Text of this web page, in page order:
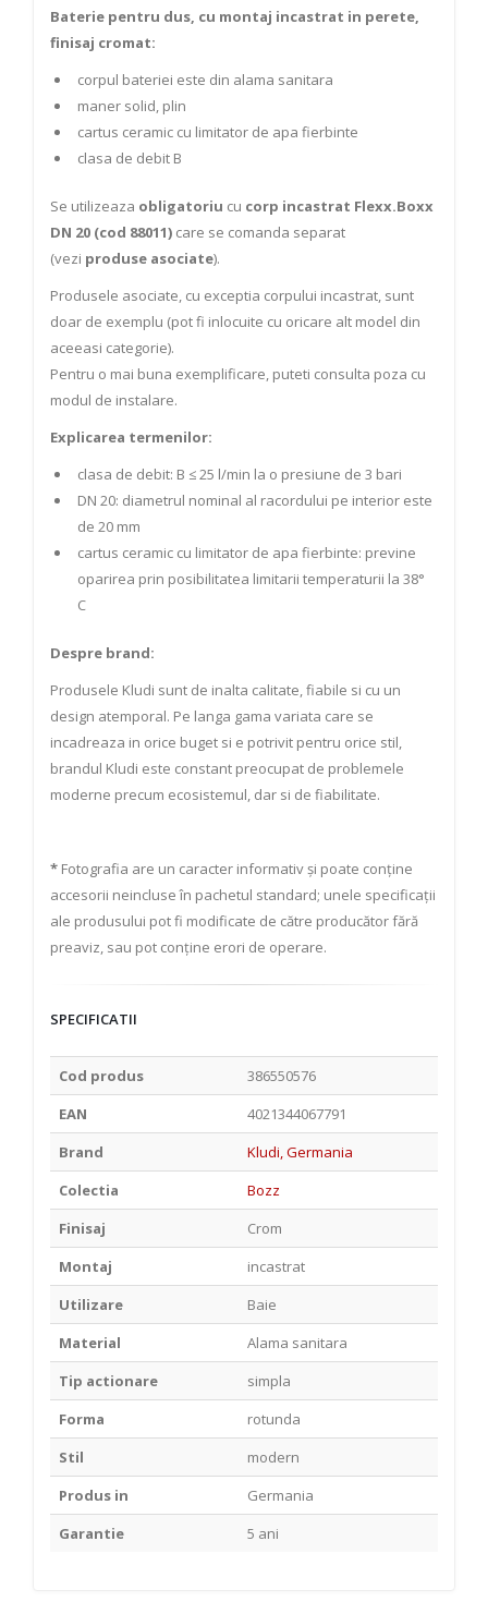
Baterie pentru dus, cu montaj incastrat in perete,
finisaj cromat:
corpul bateriei este din alama sanitara
maner solid, plin
cartus ceramic cu limitator de apa fierbinte
clasa de debit B
Se utilizeaza obligatoriu cu corp incastrat Flexx.Boxx
DN 20 (cod 88011) care se comanda separat
(vezi produse asociate).
Produsele asociate, cu exceptia corpului incastrat, sunt
doar de exemplu (pot fi inlocuite cu oricare alt model din
aceeasi categorie).
Pentru o mai buna exemplificare, puteti consulta poza cu
modul de instalare.
Explicarea termenilor:
clasa de debit: B ≤ 25 l/min la o presiune de 3 bari
DN 20: diametrul nominal al racordului pe interior este
de 20 mm
cartus ceramic cu limitator de apa fierbinte: previne
oparirea prin posibilitatea limitarii temperaturii la 38°
C
Despre brand:
Produsele Kludi sunt de inalta calitate, fiabile si cu un
design atemporal. Pe langa gama variata care se
incadreaza in orice buget si e potrivit pentru orice stil,
brandul Kludi este constant preocupat de problemele
moderne precum ecosistemul, dar si de fiabilitate.
* Fotografia are un caracter informativ și poate conține
accesorii neincluse în pachetul standard; unele specificații
ale produsului pot fi modificate de către producător fără
preaviz, sau pot conține erori de operare.
SPECIFICATII
Cod produs
386550576
EAN
4021344067791
Brand
Kludi, Germania
Colectia
Bozz
Finisaj
Crom
Montaj
incastrat
Utilizare
Baie
Material
Alama sanitara
Tip actionare
simpla
Forma
rotunda
Stil
modern
Produs in
Germania
Garantie
5 ani